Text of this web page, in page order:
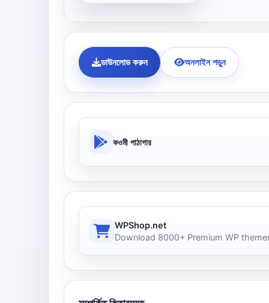
ডাউনলোড করুন অনলাইন পড়ুন
কওমী পাঠাগার
WPShop.net
Download 8000+ Premium WP